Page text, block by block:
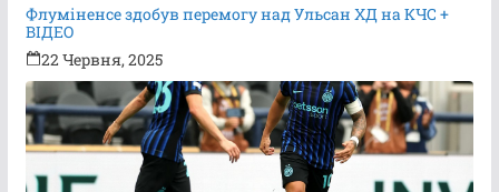
Флуміненсе здобув перемогу над Ульсан ХД на КЧС +
ВІДЕО
22 Червня, 2025